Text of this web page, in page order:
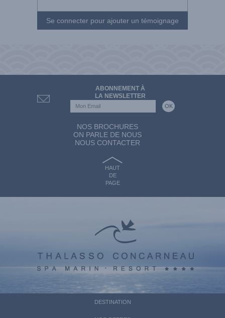
Se connecter pour ajouter un témoignage
ABONNEMENT À
LA NEWSLETTER
NOS BROCHURES
ON PARLE DE NOUS
NOUS CONTACTER
HAUT
DE
PAGE
DESTINATION